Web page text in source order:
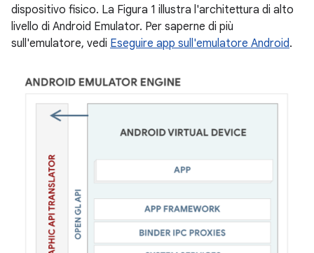
dispositivo fisico. La Figura 1 illustra l'architettura di alto
livello di Android Emulator. Per saperne di più
sull'emulatore, vedi Eseguire app sull'emulatore Android.